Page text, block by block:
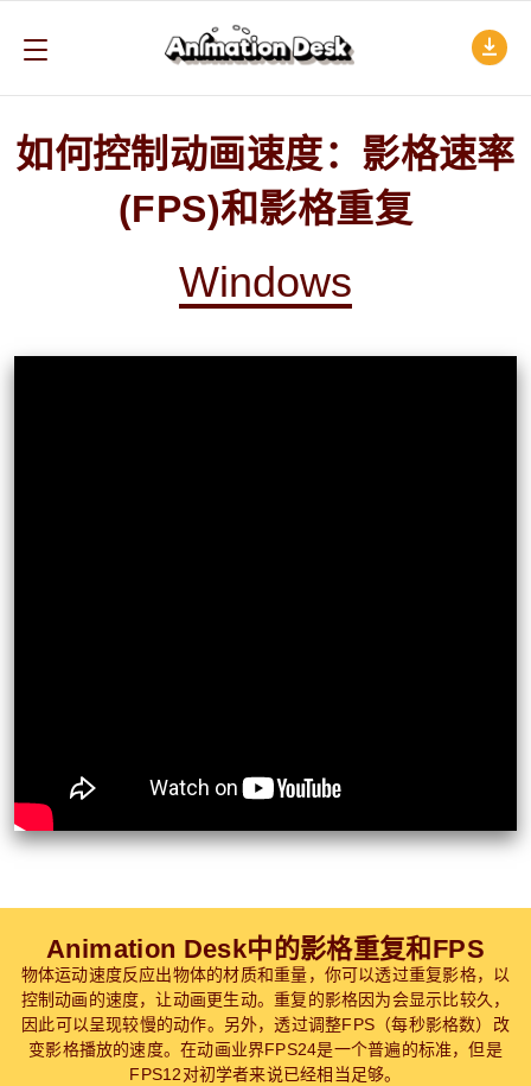
如何控制动画速度：影格速率
(FPS)和影格重复
Windows
Animation Desk中的影格重复和FPS
物体运动速度反应出物体的材质和重量，你可以透过重复影格，以
控制动画的速度，让动画更生动。重复的影格因为会显示比较久，
因此可以呈现较慢的动作。另外，透过调整FPS（每秒影格数）改
变影格播放的速度。在动画业界FPS24是一个普遍的标准，但是
FPS12对初学者来说已经相当足够。